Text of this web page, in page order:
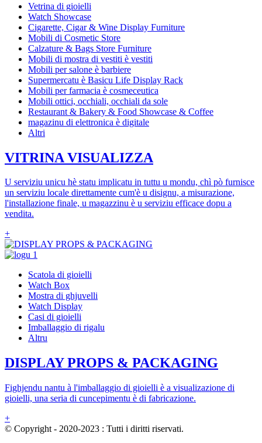
Vetrina di gioielli
Watch Showcase
Cigarette, Cigar & Wine Display Furniture
Mobili di Cosmetic Store
Calzature & Bags Store Furniture
Mobili di mostra di vestiti è vestiti
Mobili per salone è barbiere
Supermercatu è Basicu Life Display Rack
Mobili per farmacia è cosmeceutica
Mobili ottici, occhiali, occhiali da sole
Restaurant & Bakery & Food Showcase & Coffee
magazinu di elettronica è digitale
Altri
VITRINA VISUALIZZA
U serviziu unicu hè statu implicatu in tuttu u mondu, chì pò furnisce
un serviziu locale direttamente cum'è u disignu, a misurazione,
l'installazione finale, u magazzinu è u serviziu efficace dopu a
vendita.
+
Scatola di gioielli
Watch Box
Mostra di ghjuvelli
Watch Display
Casi di gioielli
Imballaggio di rigalu
Altru
DISPLAY PROPS & PACKAGING
Fighjendu nantu à l'imballaggio di gioielli è a visualizazione di
gioielli, una seria di cuncepimentu è di fabricazione.
+
© Copyright - 2020-2023 : Tutti i diritti riservati.